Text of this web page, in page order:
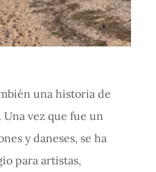
una historia de
vez que fue un
y daneses, se ha
para artistas,